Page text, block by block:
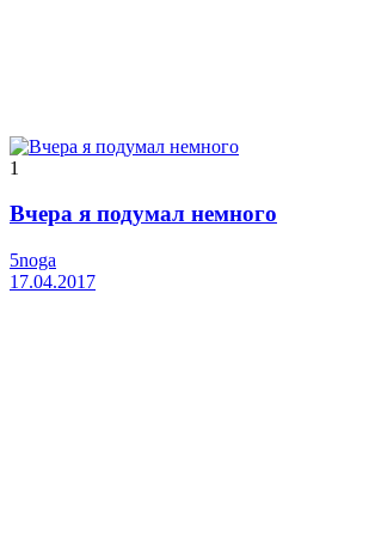
1
Вчера я подумал немного
5noga
17.04.2017